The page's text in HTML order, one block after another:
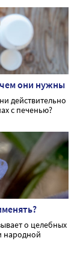
они нужны
действительно
с печенью?
о целебных
народной